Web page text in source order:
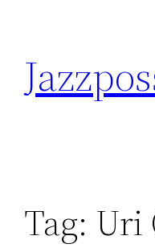
content
Tag: Uri